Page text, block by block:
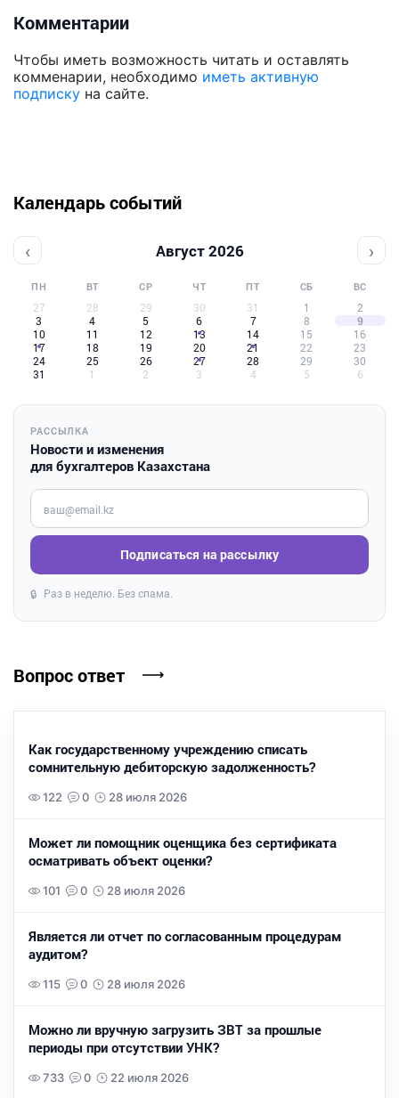
Комментарии
Чтобы иметь возможность читать и оставлять
комменарии, необходимо иметь активную
подписку на сайте.
Календарь событий
‹ Август 2026 ›
ПН ВТ СР ЧТ ПТ СБ ВС
27 28 29 30 31 1
2
3
4 5 6 7 8
9
10
11 12 13 14 15
16
17
18 19 20 21 22
23
24
25 26 27 28 29
30
31
1 2 3 4 5 6
РАССЫЛКА
Новости и изменения
для бухгалтеров Казахстана
Введите ваш e-mail
Подписаться на рассылку
🔒 Раз в неделю. Без спама.
Вопрос ответ
Как государственному учреждению списать
сомнительную дебиторскую задолженность?
122 0 28 июля 2026
Может ли помощник оценщика без сертификата
осматривать объект оценки?
101 0 28 июля 2026
Является ли отчет по согласованным процедурам
аудитом?
115 0 28 июля 2026
Можно ли вручную загрузить ЗВТ за прошлые
периоды при отсутствии УНК?
733 0 22 июля 2026